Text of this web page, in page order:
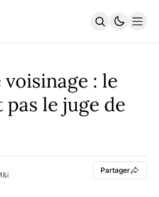
: le
le juge de
Partager